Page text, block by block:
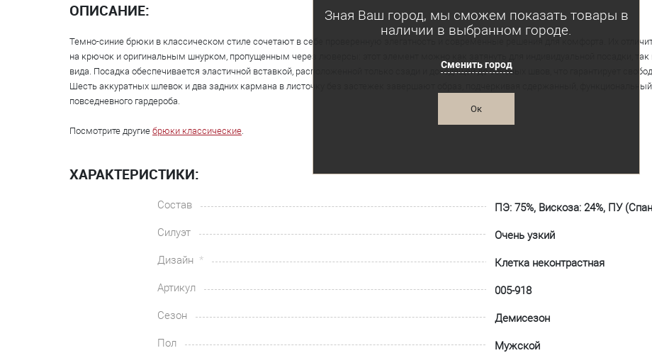
Зная Ваш город, мы сможем показать товары в
наличии в выбранном городе.
Сменить город
Ок
ОПИСАНИЕ:
Темно-синие брюки в классическом стиле сочетают в себе проверенную элегатность и современные решения для комфорта. Их
на крючок и оригинальным шнурком, пропущенным через люверсы: этот элемент можно как затянуть для индивидуальной посадки,
вида. Посадка обеспечивается эластичной вставкой, расположенной только сзади и доходящей до боковых швов, что гарантирует
Шесть аккуратных шлевок и два задних кармана в листочку без застежек завершают образ, подчеркивая сдержанный, функциональный
повседневного гардероба.
Посмотрите другие брюки классические.
ХАРАКТЕРИСТИКИ:
Состав
ПЭ: 75%, Вискоза: 24%, ПУ
Силуэт
Очень узкий
Дизайн
Клетка неконтрастная
Артикул
005-918
Сезон
Демисезон
Пол
Мужской